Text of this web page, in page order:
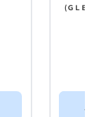
(ＧＬＢ３